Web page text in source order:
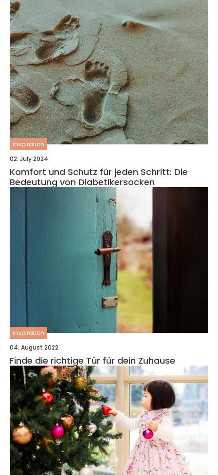
inspiration
02. July 2024
Komfort und Schutz für jeden Schritt: Die
Bedeutung von Diabetikersocken
inspiration
04. August 2022
Finde die richtige Tür für dein Zuhause